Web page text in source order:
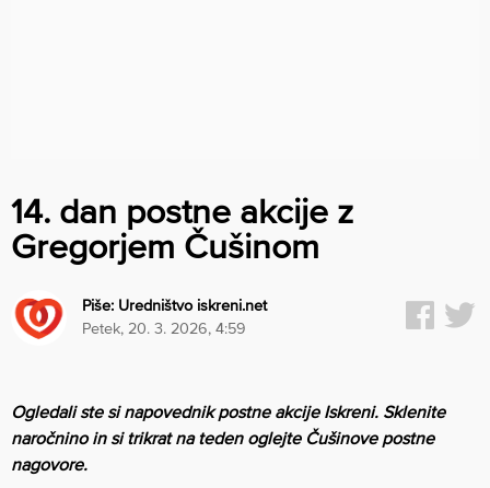
14. dan postne akcije z
Gregorjem Čušinom
Piše: Uredništvo iskreni.net
petek, 20. 3. 2026, 4:59
Ogledali ste si napovednik postne akcije Iskreni. Sklenite
naročnino in si trikrat na teden oglejte Čušinove postne
nagovore.